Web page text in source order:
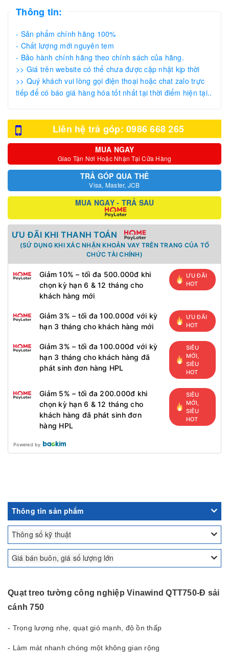
Thông tin:
- Sản phẩm chính hãng 100%
- Chất lượng mới nguyên tem
- Bảo hành chính hãng theo chính sách của hãng.
>> Giá trên website có thể chưa được cập nhật kịp thời
>> Quý khách vui lòng gọi điện thoại hoặc chat zalo trực
tiếp để có báo giá hàng hóa tốt nhất tại thời điểm hiện tại..
Liên hệ trả góp: 0986 668 265
MUA NGAY
Giao Tận Nơi Hoặc Nhận Tại Cửa Hàng
TRẢ GÓP QUA THẺ
Visa, Master, JCB
MUA NGAY - TRẢ SAU
ƯU ĐÃI KHI THANH TOÁN
(SỬ DỤNG KHI XÁC NHẬN KHOẢN VAY TRÊN TRANG CỦA TỔ
CHỨC TÀI CHÍNH)
Giảm 10% – tối đa 500.000đ khi
chọn kỳ hạn 6 & 12 tháng cho
khách hàng mới
ƯU ĐÃI
HOT
Giảm 3% – tối đa 100.000đ với kỳ
hạn 3 tháng cho khách hàng mới
ƯU ĐÃI
HOT
Giảm 3% – tối đa 100.000đ với kỳ
hạn 3 tháng cho khách hàng đã
phát sinh đơn hàng HPL
SIÊU
MỚI,
SIÊU
HOT
Giảm 5% – tối đa 200.000đ khi
chọn kỳ hạn 6 & 12 tháng cho
khách hàng đã phát sinh đơn
hàng HPL
SIÊU
MỚI,
SIÊU
HOT
Powered by
Thông tin sản phẩm
Thông số kỹ thuật
Giá bán buôn, giá số lượng lớn
Quạt treo tường công nghiệp Vinawind QTT750-Đ sải
cánh 750
- Trọng lượng nhẹ, quạt gió mạnh, độ ồn thấp
- Làm mát nhanh chóng một không gian rộng